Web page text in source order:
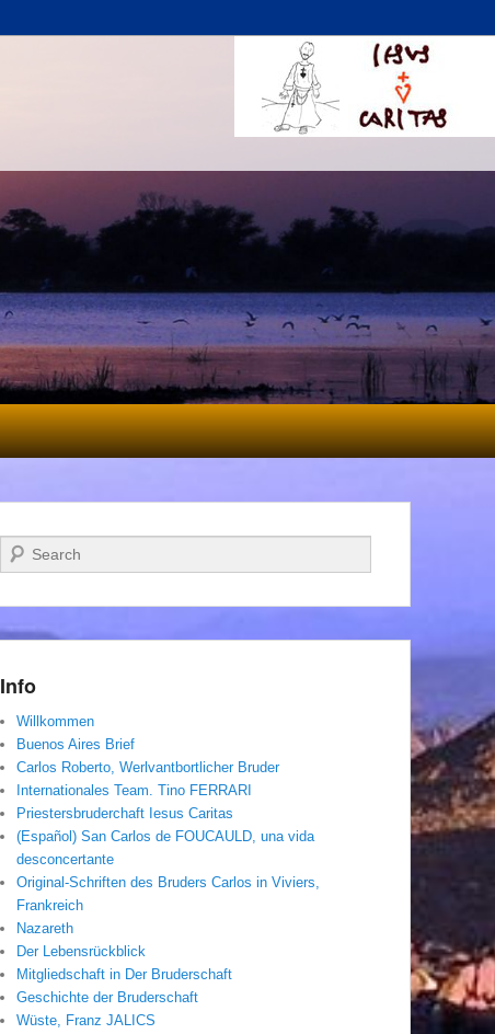
Suchen
Info
Willkommen
Buenos Aires Brief
Carlos Roberto, Werlvantbortlicher Bruder
Internationales Team. Tino FERRARI
Priestersbruderchaft Iesus Caritas
(Español) San Carlos de FOUCAULD, una vida
desconcertante
Original-Schriften des Bruders Carlos in Viviers,
Frankreich
Nazareth
Der Lebensrückblick
Mitgliedschaft in Der Bruderschaft
Geschichte der Bruderschaft
Wüste, Franz JALICS